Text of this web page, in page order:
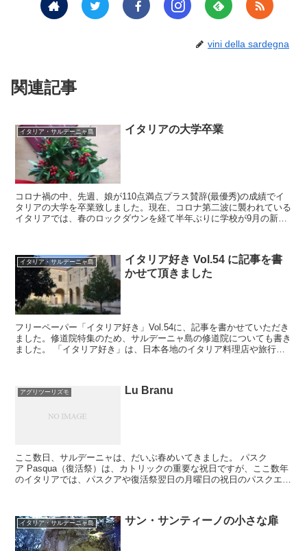
vini della sardegna
関連記事
イタリア・サルデーニャ島 イタリアの大学卒業
コロナ禍の中、先週、娘が110点満点プラス賛辞(最優秀)の成績でイ
タリアの大学を卒業致しました。現在、コロナ第二波に襲われている
イタリアでは、春のロックダウンを経て半年ぶりに学校が9月の新学
イタリア・サルデーニャ島
イタリア好き Vol.54 に記事を書
かせて頂きました
フリーペーパー「イタリア好き」Vol.54に、記事を書かせていただき
ました。修道院特集のため、サルデーニャ島の修道院についても書き
ました。 「イタリア好き」は、日本各地のイタリア料理店や旅行会
アグリツーリズモ Lu Branu
ここ数日、サルデーニャは、だいぶ春めいてきました。 パスク
ア Pasqua（復活祭）は、カトリックの重要な祝日ですが、ここ数年
のイタリアでは、パスクアや復活祭翌日の月曜日の祝日のパスクエッ
イタリア・サルデーニャ島 サン・サンティーノの小さな扉